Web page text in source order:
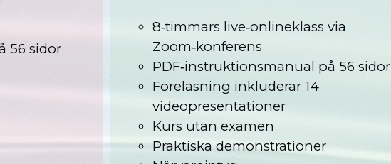
56 sidor
8‑timmars live‑onlineklass via
Zoom‑konferens
PDF‑instruktionsmanual på 56 sidor
Föreläsning inkluderar 14
videopresentationer
Kurs utan examen
Praktiska demonstrationer